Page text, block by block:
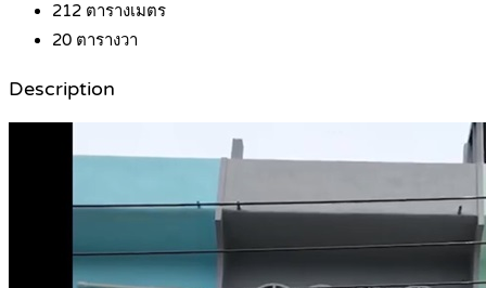
212 ตารางเมตร
20 ตารางวา
Description